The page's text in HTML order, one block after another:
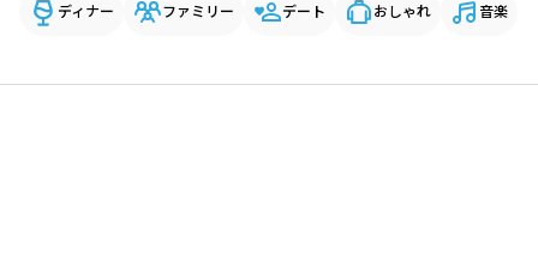
ディナー ファミリー デート おしゃれ 音楽